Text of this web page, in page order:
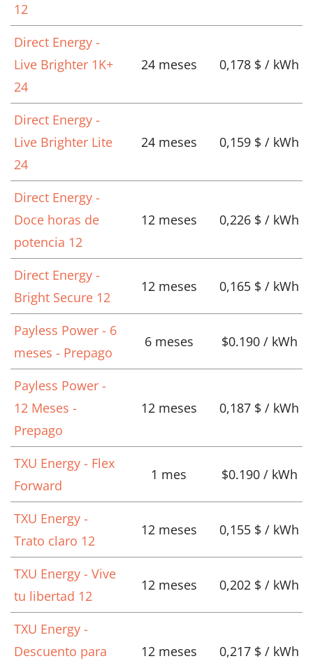
12
Direct Energy -
Live Brighter 1K+
24
24 meses 0,178 $ / kWh
Direct Energy -
Live Brighter Lite
24
24 meses 0,159 $ / kWh
Direct Energy -
Doce horas de
potencia 12
12 meses 0,226 $ / kWh
Direct Energy -
Bright Secure 12
12 meses 0,165 $ / kWh
Payless Power - 6
meses - Prepago
6 meses $0.190 / kWh
Payless Power -
12 Meses -
Prepago
12 meses 0,187 $ / kWh
TXU Energy - Flex
Forward
1 mes $0.190 / kWh
TXU Energy -
Trato claro 12
12 meses 0,155 $ / kWh
TXU Energy - Vive
tu libertad 12
12 meses 0,202 $ / kWh
TXU Energy -
Descuento para
12 meses 0,217 $ / kWh